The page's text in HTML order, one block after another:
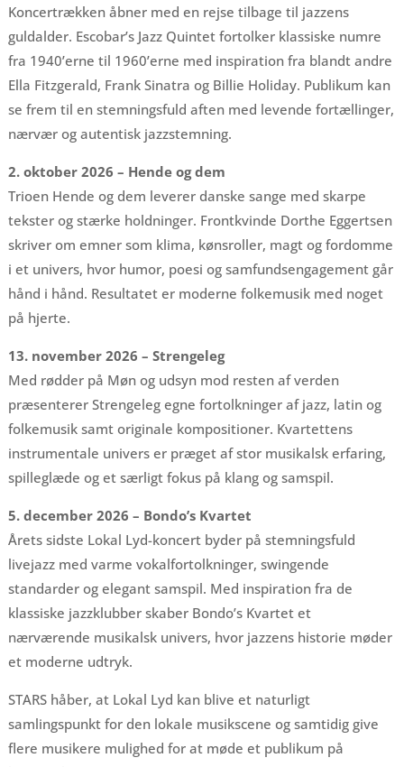
Koncertrækken åbner med en rejse tilbage til jazzens
guldalder. Escobar’s Jazz Quintet fortolker klassiske numre
fra 1940’erne til 1960’erne med inspiration fra blandt andre
Ella Fitzgerald, Frank Sinatra og Billie Holiday. Publikum kan
se frem til en stemningsfuld aften med levende fortællinger,
nærvær og autentisk jazzstemning.
2. oktober 2026 – Hende og dem
Trioen Hende og dem leverer danske sange med skarpe
tekster og stærke holdninger. Frontkvinde Dorthe Eggertsen
skriver om emner som klima, kønsroller, magt og fordomme
i et univers, hvor humor, poesi og samfundsengagement går
hånd i hånd. Resultatet er moderne folkemusik med noget
på hjerte.
13. november 2026 – Strengeleg
Med rødder på Møn og udsyn mod resten af verden
præsenterer Strengeleg egne fortolkninger af jazz, latin og
folkemusik samt originale kompositioner. Kvartettens
instrumentale univers er præget af stor musikalsk erfaring,
spilleglæde og et særligt fokus på klang og samspil.
5. december 2026 – Bondo’s Kvartet
Årets sidste Lokal Lyd-koncert byder på stemningsfuld
livejazz med varme vokalfortolkninger, swingende
standarder og elegant samspil. Med inspiration fra de
klassiske jazzklubber skaber Bondo’s Kvartet et
nærværende musikalsk univers, hvor jazzens historie møder
et moderne udtryk.
STARS håber, at Lokal Lyd kan blive et naturligt
samlingspunkt for den lokale musikscene og samtidig give
flere musikere mulighed for at møde et publikum på